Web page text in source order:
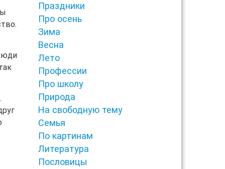
Праздники
Про осень
Зима
Весна
Лето
Профессии
Про школу
Природа
На свободную тему
Семья
По картинам
Литература
Пословицы